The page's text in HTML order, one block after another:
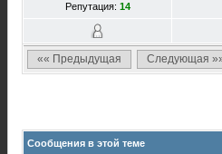
Репутация: 14
«« Предыдущая
Следующая
Сообщения в этой теме